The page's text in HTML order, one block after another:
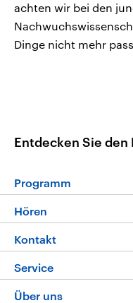
achten wir bei den
Dinge nicht mehr
Entdecken Sie
Programm
Programm
Die
Neue Beiträge
Hören
Livestream
Podcasts
Kontakt
Hörerservice
Service
FAQ
Über uns